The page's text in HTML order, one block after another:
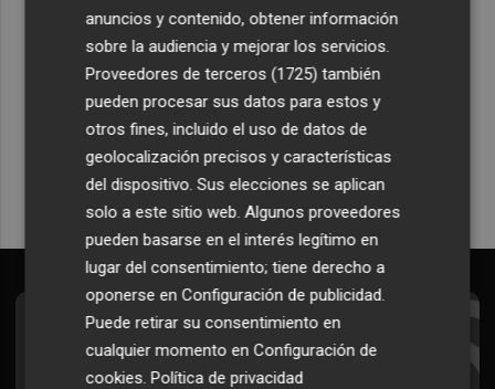
Recibe toda la actualidad de
Plaza Podcast en tu correo
Quiero suscribirme
Suscríbete al Boletín
Todos los días a primera hora en tu email
anuncios y contenido, obtener información
sobre la audiencia y mejorar los servicios.
Proveedores de terceros (1725) también
pueden procesar sus datos para estos y
otros fines, incluido el uso de datos de
geolocalización precisos y características
del dispositivo. Sus elecciones se aplican
solo a este sitio web. Algunos proveedores
pueden basarse en el interés legítimo en
lugar del consentimiento; tiene derecho a
oponerse enConfiguración de publicidad.
Puede retirar su consentimiento en
cualquier momento enConfiguración de
cookies.Política de privacidad